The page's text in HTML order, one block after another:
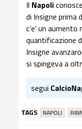
Il Napoli
di Insigne prima
c’e' un
quantificazione
Insigne
si spingeva a
segui
TAGS NAPOLI